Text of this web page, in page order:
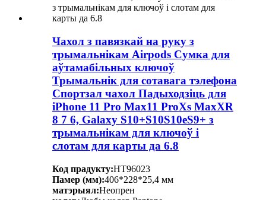
Чахол з павязкай на руку з
трымальнікам Airpods Сумка для
аўтамабільных ключоў
Трымальнік для сотавага тэлефона
Спортзал чахол Падыходзіць для
iPhone 11 Pro Max11 ProXs MaxXR
8 7 6, Galaxy S10+S10S10eS9+ з
трымальнікам для ключоў і
слотам для карты да 6.8
Код прадукту:HT96023
Памер (мм):406*228*25,4 мм
матэрыял:Неопрен